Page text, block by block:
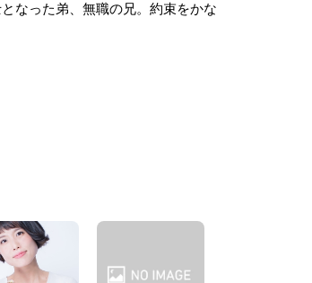
なった弟、無職の兄。約束をかな